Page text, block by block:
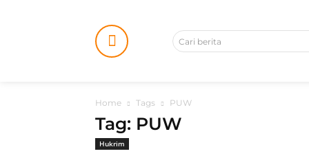
Cari berita
Home Tags PUW
Tag: PUW
Hukrim